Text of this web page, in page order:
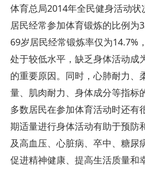
体育总局2014年全民健身活动状
居民经常参加体育锻炼的比例为
69岁居民经常锻炼率仅为14.7%
处于较低水平，缺乏身体活动成
的重要原因。同时，心肺耐力、
量、肌肉耐力、身体成分等指标
多数居民在参加体育活动时还有
期适量进行身体活动有助于预防
及高血压、心脏病、卒中、糖尿
促进精神健康、提高生活质量和